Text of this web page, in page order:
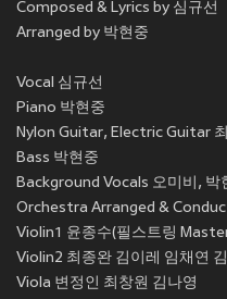
Composed & Lyrics by 심규선
Arranged by 박현중
Vocal 심규선
Piano 박현중
Nylon Guitar, Electric Guitar
Bass 박현중
Background Vocals 오미비, 박
Orchestra Arranged &
Violin1 윤종수(필스트링
Violin2 최종완 김이레 임채연
Viola 변정인 최창원 김나영